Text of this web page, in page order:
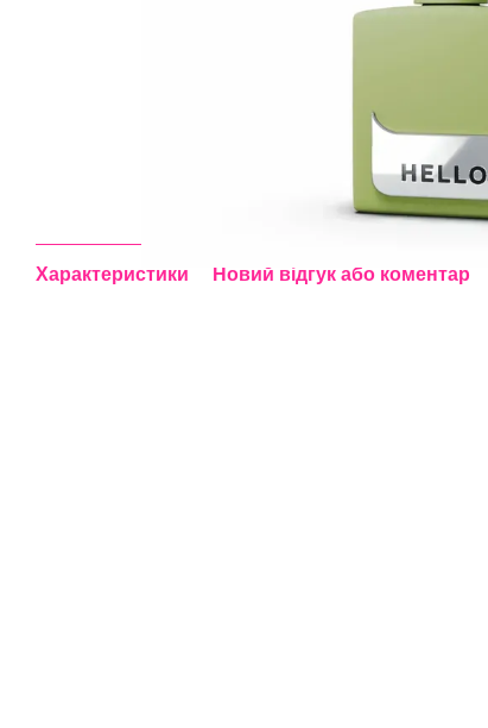
Характеристики Новий відгук або коментар